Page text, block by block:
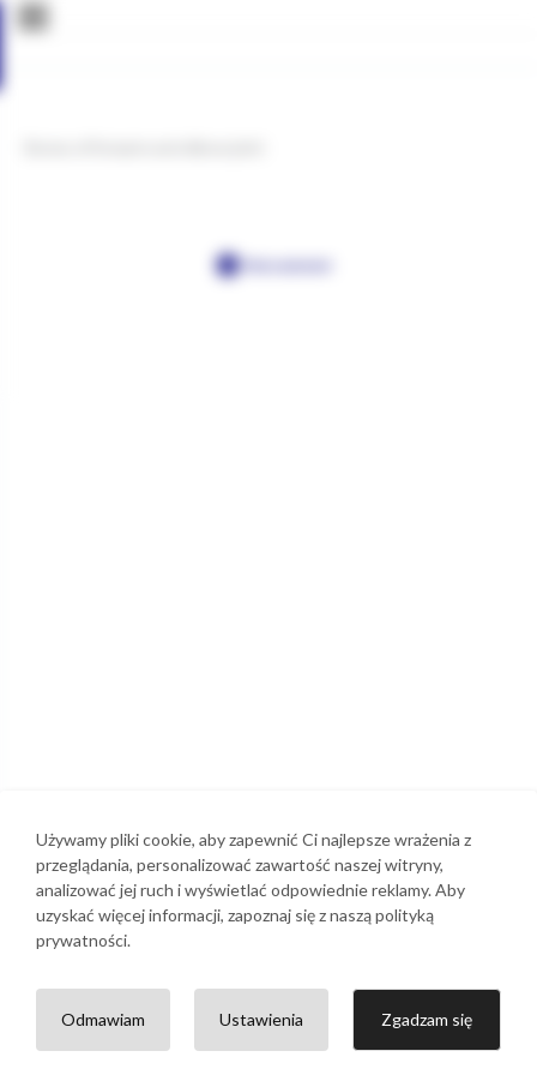
Używamy pliki cookie, aby zapewnić Ci najlepsze wrażenia z
przeglądania, personalizować zawartość naszej witryny,
analizować jej ruch i wyświetlać odpowiednie reklamy. Aby
uzyskać więcej informacji, zapoznaj się z naszą polityką
prywatności.
Zgadzam się
Ustawienia
Odmawiam